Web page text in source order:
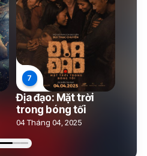
Địa đạo: Mặt trời
trong bóng tối
04 Tháng 04, 2025